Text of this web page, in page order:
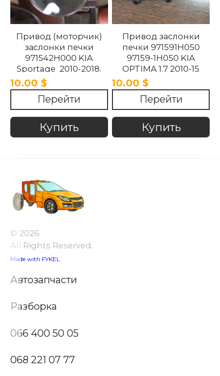
Привод (моторчик)
заслонки печки
971542H000 KIA
Sportage 2010-2018.
10.00 $
Перейти
Купить
Привод заслонки
печки 971591H050
97159-1H050 KIA
OPTIMA 1.7 2010-15
10.00 $
Перейти
Купить
© 2026
All Rights Reserved.
Made with FYKEL
Автозапчасти
Разборка
066 400 50 05
068 221 07 77